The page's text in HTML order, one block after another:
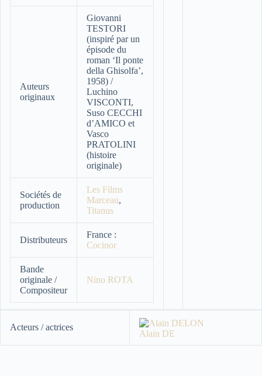
Auteurs
originaux
Giovanni
TESTORI
(inspiré par un
épisode du
roman ‘Il ponte
della Ghisolfa’,
1958) /
Luchino
VISCONTI,
Suso CECCHI
d’AMICO et
Vasco
PRATOLINI
(histoire
originale)
Sociétés de
production
Les Films
Marceau,
Titanus
Distributeurs
France :
Cocinor
Bande
originale /
Compositeur
Nino ROTA
Acteurs / actrices
Alain DE